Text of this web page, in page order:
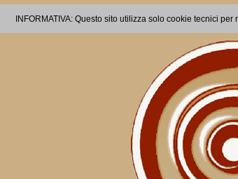
INFORMATIVA: Questo sito utilizza solo cookie tecnici